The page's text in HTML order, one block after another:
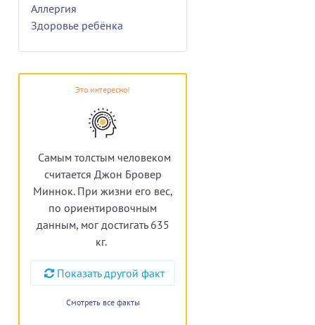
Аллергия
Здоровье ребёнка
Это интересно!
Самым толстым человеком
считается Джон Бровер
Миннок. При жизни его вес,
по ориентировочным
данным, мог достигать 635
кг.
Показать другой факт
Смотреть все факты